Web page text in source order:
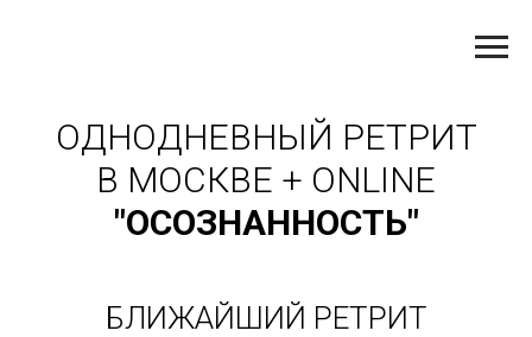
ОДНОДНЕВНЫЙ РЕТРИТ
В МОСКВЕ + ONLINE
"ОСОЗНАННОСТЬ"
БЛИЖАЙШИЙ РЕТРИТ